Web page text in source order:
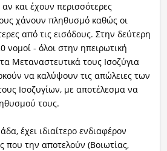
και έχουν περισσότερες
χάνουν πληθυσμό καθώς οι
από τις εισόδους. Στην δεύτερη
νομοί - όλοι στην ηπειρωτική
Μεταναστευτικά τους Ισοζύγια
να καλύψουν τις απώλειες των
Ισοζυγίων, με αποτέλεσμα να
τους.
έχει ιδιαίτερο ενδιαφέρον
που την αποτελούν (Βοιωτίας,